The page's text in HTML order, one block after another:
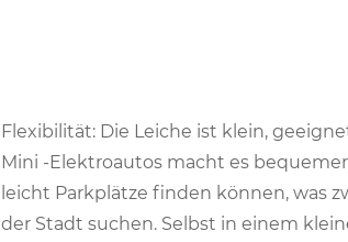
Flexibilität: Die Leiche ist klein,
Mini -Elektroautos macht es
leicht Parkplätze finden können, was
der Stadt suchen. Selbst in einem